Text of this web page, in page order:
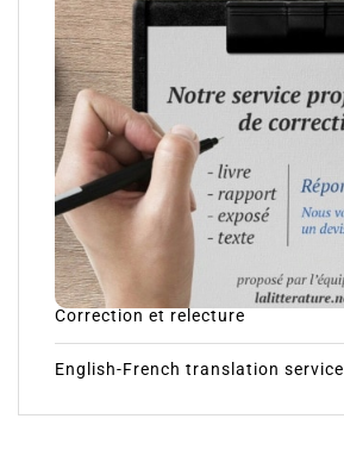
Correction et relecture
English-French translation service